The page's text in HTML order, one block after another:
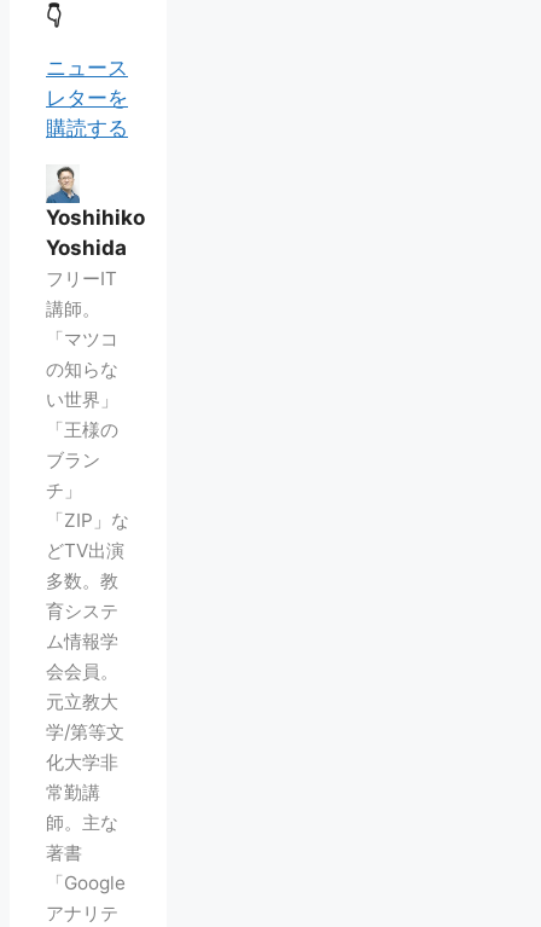
👇
ニュース
レターを
購読する
Yoshihiko
Yoshida
フリーIT
講師。
「マツコ
の知らな
い世界」
「王様の
ブラン
チ」
「ZIP」な
どTV出演
多数。教
育システ
ム情報学
会会員。
元立教大
学/第等文
化大学非
常勤講
師。主な
著書
「Google
アナリテ